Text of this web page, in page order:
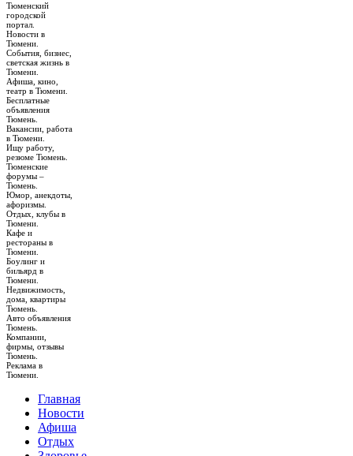
Тюменский
городской
портал.
Новости в
Тюмени.
События, бизнес,
светская жизнь в
Тюмени.
Афиша, кино,
театр в Тюмени.
Бесплатные
объявления
Тюмень.
Вакансии, работа
в Тюмени.
Ищу работу,
резюме Тюмень.
Тюменские
форумы –
Тюмень.
Юмор, анекдоты,
афоризмы.
Отдых, клубы в
Тюмени.
Кафе и
рестораны в
Тюмени.
Боулинг и
бильярд в
Тюмени.
Недвижимость,
дома, квартиры
Тюмень.
Авто объявления
Тюмень.
Компании,
фирмы, отзывы
Тюмень.
Реклама в
Тюмени.
Главная
Новости
Афиша
Отдых